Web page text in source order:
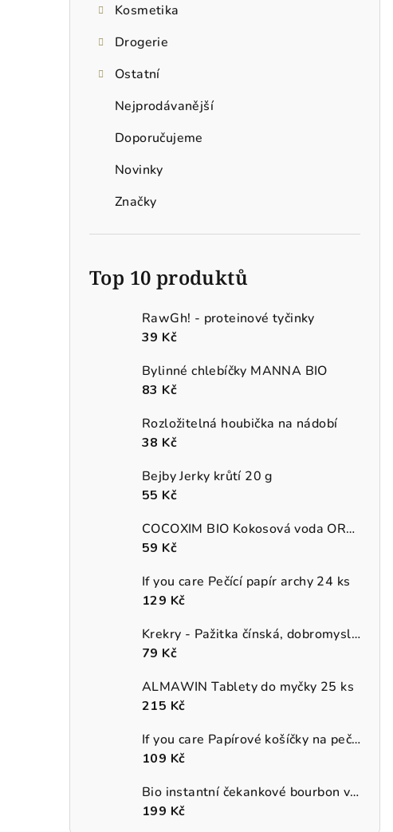
Kosmetika
Drogerie
Ostatní
Nejprodávanější
Doporučujeme
Novinky
Značky
Top 10 produktů
RawGh! - proteinové tyčinky
39 Kč
Bylinné chlebíčky MANNA BIO
83 Kč
Rozložitelná houbička na nádobí
38 Kč
Bejby Jerky krůtí 20 g
55 Kč
COCOXIM BIO Kokosová voda ORGANIC
59 Kč
If you care Pečící papír archy 24 ks
129 Kč
Krekry - Pažitka čínská, dobromysl BIO
79 Kč
ALMAWIN Tablety do myčky 25 ks
215 Kč
If you care Papírové košíčky na pečení large 60 kusů
109 Kč
Bio instantní čekankové bourbon vanilka kafe
199 Kč